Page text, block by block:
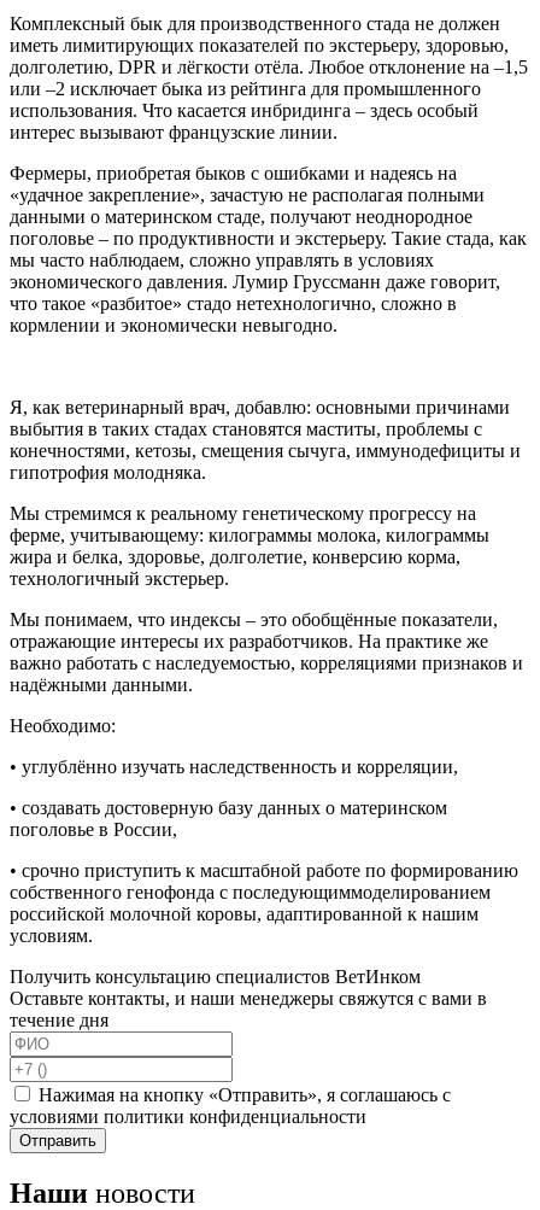
Комплексный бык для производственного стада не должен
иметь лимитирующих показателей по экстерьеру, здоровью,
долголетию, DPR и лёгкости отёла. Любое отклонение на –1,5
или –2 исключает быка из рейтинга для промышленного
использования. Что касается инбридинга – здесь особый
интерес вызывают французские линии.
Фермеры, приобретая быков с ошибками и надеясь на
«удачное закрепление», зачастую не располагая полными
данными о материнском стаде, получают неоднородное
поголовье – по продуктивности и экстерьеру. Такие стада, как
мы часто наблюдаем, сложно управлять в условиях
экономического давления. Лумир Груссманн даже говорит,
что такое «разбитое» стадо нетехнологично, сложно в
кормлении и экономически невыгодно.
Я, как ветеринарный врач, добавлю: основными причинами
выбытия в таких стадах становятся маститы, проблемы с
конечностями, кетозы, смещения сычуга, иммунодефициты и
гипотрофия молодняка.
Мы стремимся к реальному генетическому прогрессу на
ферме, учитывающему: килограммы молока, килограммы
жира и белка, здоровье, долголетие, конверсию корма,
технологичный экстерьер.
Мы понимаем, что индексы – это обобщённые показатели,
отражающие интересы их разработчиков. На практике же
важно работать с наследуемостью, корреляциями признаков и
надёжными данными.
Необходимо:
• углублённо изучать наследственность и корреляции,
• создавать достоверную базу данных о материнском
поголовье в России,
• срочно приступить к масштабной работе по формированию
собственного генофонда с последующиммоделированием
российской молочной коровы, адаптированной к нашим
условиям.
Получить консультацию специалистов ВетИнком
Оставьте контакты, и наши менеджеры свяжутся с вами в
течение дня
Нажимая на кнопку «Отправить», я соглашаюсь с
условиями политики конфиденциальности
Отправить
Наши новости